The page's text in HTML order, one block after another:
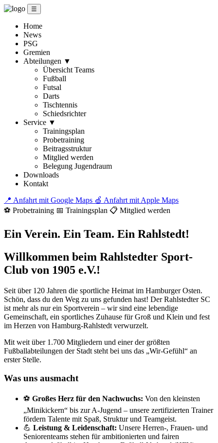
☰
Home
News
PSG
Gremien
Abteilungen ▼
Übersicht Teams
Fußball
Futsal
Darts
Tischtennis
Schiedsrichter
Service ▼
Trainingsplan
Probetraining
Beitragsstruktur
Mitglied werden
Belegung Jugendraum
Downloads
Kontakt
📍 Anfahrt mit Google Maps 🍏 Anfahrt mit Apple Maps
⚽ Probetraining 📅 Trainingsplan 📋 Mitglied werden
Ein Verein. Ein Team. Ein Rahlstedt!
Willkommen beim Rahlstedter Sport-
Club von 1905 e.V.!
Seit über 120 Jahren die sportliche Heimat im Hamburger Osten.
Schön, dass du den Weg zu uns gefunden hast! Der Rahlstedter SC
ist mehr als nur ein Sportverein – wir sind eine lebendige
Gemeinschaft, ein sportliches Zuhause für Groß und Klein und fest
im Herzen von Hamburg-Rahlstedt verwurzelt.
Mit weit über 1.700 Mitgliedern und einer der größten
Fußballabteilungen der Stadt steht bei uns das „Wir-Gefühl“ an
erster Stelle.
Was uns ausmacht
⚽ Großes Herz für den Nachwuchs: Von den kleinsten
„Minikickern“ bis zur A-Jugend – unsere zertifizierten Trainer
fördern Talente mit Spaß, Struktur und Teamgeist.
💪 Leistung & Leidenschaft: Unsere Herren-, Frauen- und
Seniorenteams stehen für ambitionierten und fairen